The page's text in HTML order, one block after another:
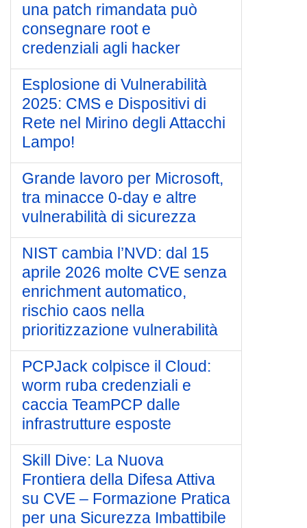
una patch rimandata può
consegnare root e
credenziali agli hacker
Esplosione di Vulnerabilità
2025: CMS e Dispositivi di
Rete nel Mirino degli Attacchi
Lampo!
Grande lavoro per Microsoft,
tra minacce 0-day e altre
vulnerabilità di sicurezza
NIST cambia l’NVD: dal 15
aprile 2026 molte CVE senza
enrichment automatico,
rischio caos nella
prioritizzazione vulnerabilità
PCPJack colpisce il Cloud:
worm ruba credenziali e
caccia TeamPCP dalle
infrastrutture esposte
Skill Dive: La Nuova
Frontiera della Difesa Attiva
su CVE – Formazione Pratica
per una Sicurezza Imbattibile